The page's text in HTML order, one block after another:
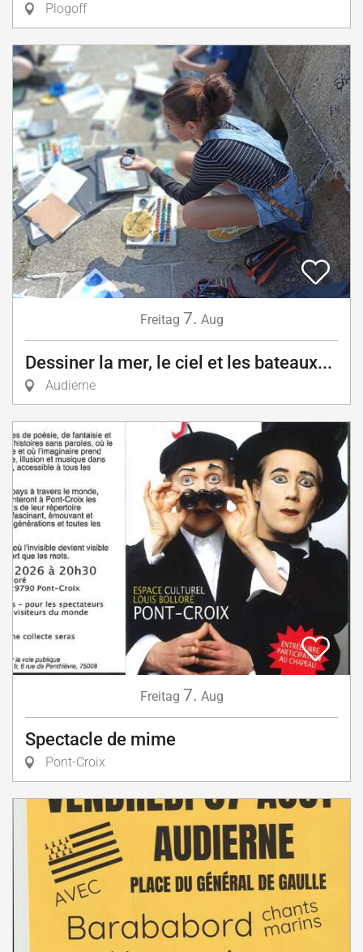
Plogoff
Freitag 7. Aug
Dessiner la mer, le ciel et les bateaux...
Audierne
Freitag 7. Aug
Spectacle de mime
Pont-Croix